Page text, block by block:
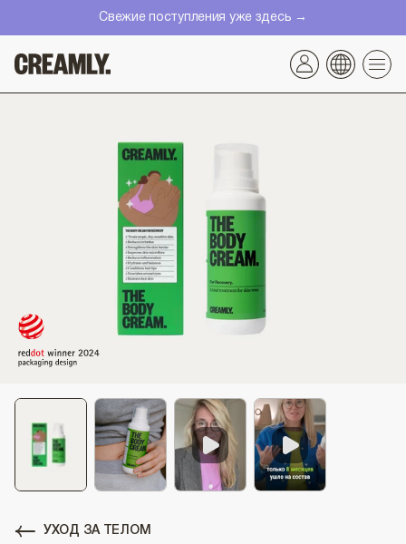
Перейти
к
контенту
Свежие поступления уже здесь →
УХОД ЗА ТЕЛОМ